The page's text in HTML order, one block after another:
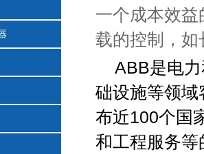
一个成本效
载的控制，
ABB是电
础设施等领
布近100个国
和工程服务